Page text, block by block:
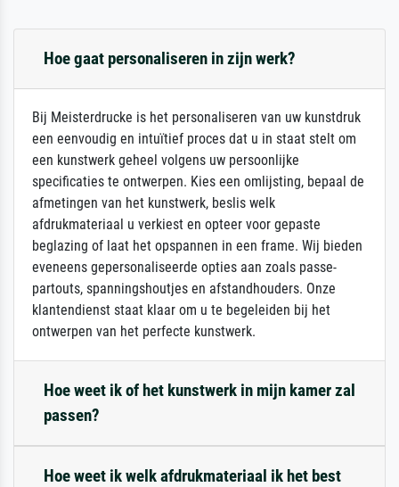
Hoe gaat personaliseren in zijn werk?
Bij Meisterdrucke is het personaliseren van uw kunstdruk
een eenvoudig en intuïtief proces dat u in staat stelt om
een kunstwerk geheel volgens uw persoonlijke
specificaties te ontwerpen. Kies een omlijsting, bepaal de
afmetingen van het kunstwerk, beslis welk
afdrukmateriaal u verkiest en opteer voor gepaste
beglazing of laat het opspannen in een frame. Wij bieden
eveneens gepersonaliseerde opties aan zoals passe-
partouts, spanningshoutjes en afstandhouders. Onze
klantendienst staat klaar om u te begeleiden bij het
ontwerpen van het perfecte kunstwerk.
Hoe weet ik of het kunstwerk in mijn kamer zal
passen?
Hoe weet ik welk afdrukmateriaal ik het best